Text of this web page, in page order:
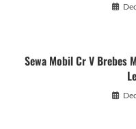
Sewa Mobil Cr V Brebes